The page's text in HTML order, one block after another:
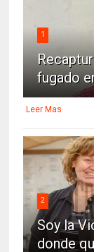
1
fugado
Leer Mas
2
Soy la
donde